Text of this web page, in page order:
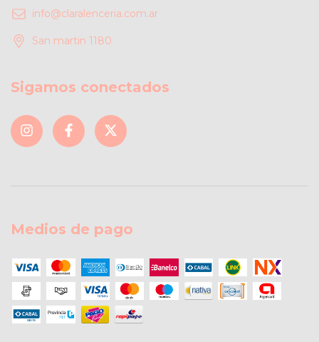
info@claralenceria.com.ar
San martin 1180
Sigamos conectados
Medios de pago